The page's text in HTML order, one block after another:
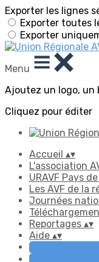
Exporter les lignes
Exporter toutes
Exporter
Menu
Ajoutez un logo, un
Cliquez pour éditer
Accueil ▴▾
L'association
URAVF Pays
Les AVF de la
Journées
Reportages ▴▾
Aide ▴▾